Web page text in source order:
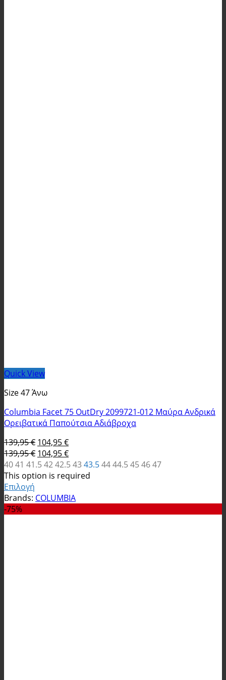
Quick View
Size 47 Άνω
Columbia Facet 75 OutDry 2099721-012 Μαύρα Ανδρικά
Ορειβατικά Παπούτσια Αδιάβροχα
139,95€ Original
price
was:
139,95 €.
104,95€Η
τρέχουσα
τιμή
είναι:
139,95€ Original
price
was:
104,95€Η
τρέχουσα
τιμή
104,95 €.
4041 41.54242.54343.54444.5454647
This option is required
Επιλογή
Αυτό
το
Brands: COLUMBIA
-75%